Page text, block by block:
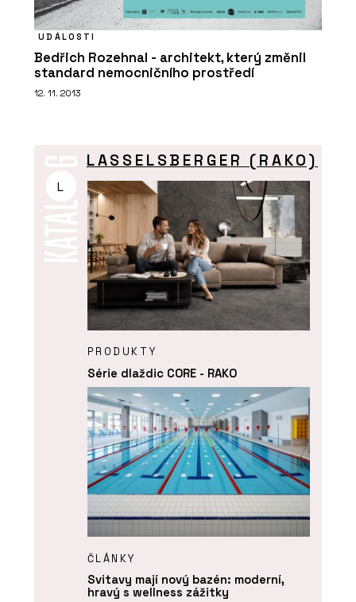
UDÁLOSTI
Bedřich Rozehnal - architekt, který změnil
standard nemocničního prostředí
12. 11. 2013
L
LASSELSBERGER (RAKO)
PRODUKTY
Série dlaždic CORE - RAKO
ČLÁNKY
Svitavy mají nový bazén: moderní,
hravý s wellness zážitky